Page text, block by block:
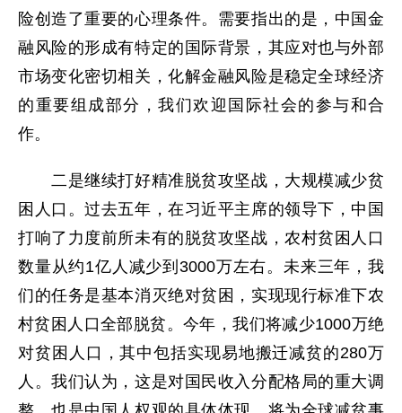
险创造了重要的心理条件。需要指出的是，中国金
融风险的形成有特定的国际背景，其应对也与外部
市场变化密切相关，化解金融风险是稳定全球经济
的重要组成部分，我们欢迎国际社会的参与和合
作。
二是继续打好精准脱贫攻坚战，大规模减少贫
困人口。过去五年，在习近平主席的领导下，中国
打响了力度前所未有的脱贫攻坚战，农村贫困人口
数量从约1亿人减少到3000万左右。未来三年，我
们的任务是基本消灭绝对贫困，实现现行标准下农
村贫困人口全部脱贫。今年，我们将减少1000万绝
对贫困人口，其中包括实现易地搬迁减贫的280万
人。我们认为，这是对国民收入分配格局的重大调